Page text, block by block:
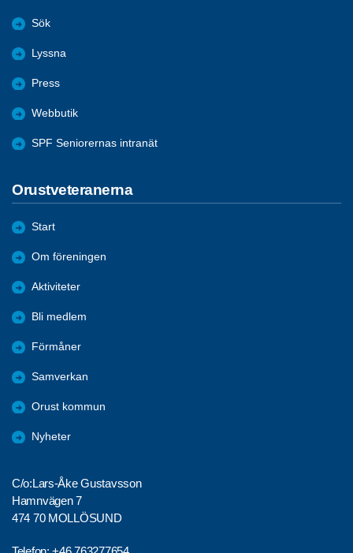
Sök
Lyssna
Press
Webbutik
SPF Seniorernas intranät
Orustveteranerna
Start
Om föreningen
Aktiviteter
Bli medlem
Förmåner
Samverkan
Orust kommun
Nyheter
C/o:Lars-Åke Gustavsson
Hamnvägen 7
474 70 MOLLÖSUND